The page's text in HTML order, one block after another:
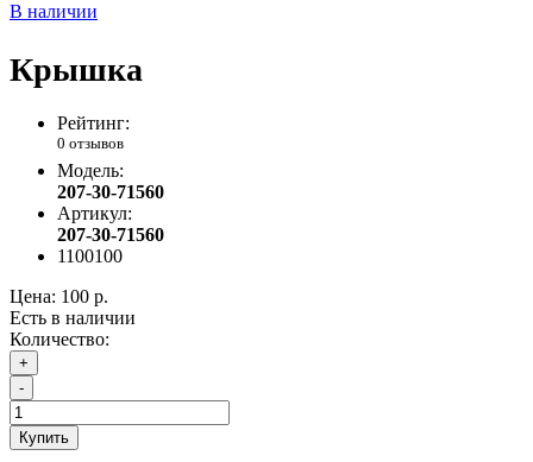
В наличии
Крышка
Рейтинг:
0 отзывов
Модель:
207-30-71560
Артикул:
207-30-71560
1100100
Цена: 100 р.
Есть в наличии
Количество:
+
-
Купить